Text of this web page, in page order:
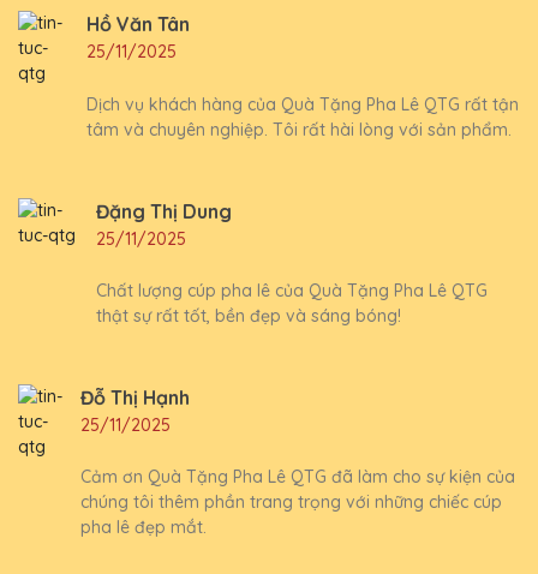
Hồ Văn Tân
25/11/2025
Dịch vụ khách hàng của Quà Tặng Pha Lê QTG rất tận
tâm và chuyên nghiệp. Tôi rất hài lòng với sản phẩm.
Đặng Thị Dung
25/11/2025
Chất lượng cúp pha lê của Quà Tặng Pha Lê QTG
thật sự rất tốt, bền đẹp và sáng bóng!
Đỗ Thị Hạnh
25/11/2025
Cảm ơn Quà Tặng Pha Lê QTG đã làm cho sự kiện của
chúng tôi thêm phần trang trọng với những chiếc cúp
pha lê đẹp mắt.